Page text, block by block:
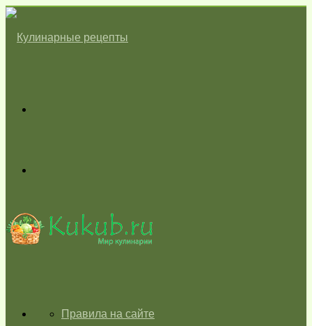
skin
ГЛАВНАЯПравила на сайте